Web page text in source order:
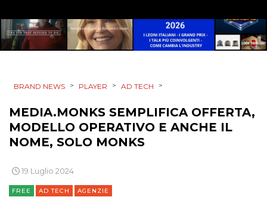
RICERCHE
NORMATIVE
BRAND NEWS > PLAYER > AD TECH >
MEDIA.MONKS SEMPLIFICA OFFERTA,
MODELLO OPERATIVO E ANCHE IL
NOME, SOLO MONKS
19 Luglio 2024
FREE AD TECH AGENZIE